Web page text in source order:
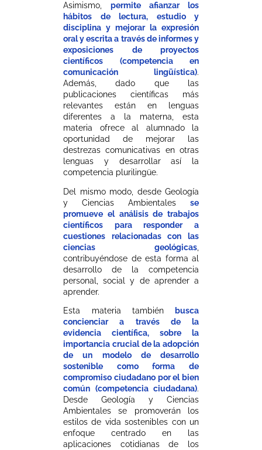
Asimismo, permite afianzar los
hábitos de lectura, estudio y
disciplina y mejorar la expresión
oral y escrita a través de informes y
exposiciones de proyectos
científicos (competencia en
comunicación lingüística).
Además, dado que las
publicaciones científicas más
relevantes están en lenguas
diferentes a la materna, esta
materia ofrece al alumnado la
oportunidad de mejorar las
destrezas comunicativas en otras
lenguas y desarrollar así la
competencia plurilingüe.
Del mismo modo, desde Geología
y Ciencias Ambientales se
promueve el análisis de trabajos
científicos para responder a
cuestiones relacionadas con las
ciencias geológicas
contribuyéndose de esta forma al
desarrollo de la competencia
personal, social y de aprender a
aprender.
Esta materia también busca
concienciar a través de la
evidencia científica, sobre la
importancia crucial de la adopción
de un modelo de desarrollo
sostenible como forma de
compromiso ciudadano por el bien
común (competencia ciudadana).
Desde Geología y Ciencias
Ambientales se promoverán los
estilos de vida sostenibles con un
enfoque centrado en las
aplicaciones cotidianas de los